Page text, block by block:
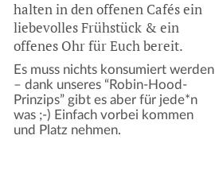
halten in den offenen Cafés ein
liebevolles Frühstück & ein
offenes Ohr für Euch bereit.
Es muss nichts konsumiert werden
– dank unseres “Robin-Hood-
Prinzips” gibt es aber für jede*n
was ;-) Einfach vorbei kommen
und Platz nehmen.